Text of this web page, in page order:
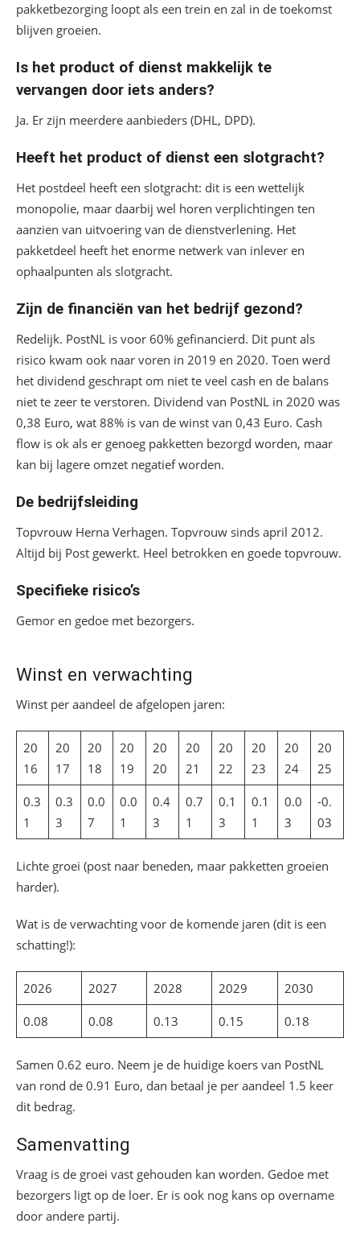
pakketbezorging loopt als een trein en zal in de toekomst
blijven groeien.
Is het product of dienst makkelijk te
vervangen door iets anders?
Ja. Er zijn meerdere aanbieders (DHL, DPD).
Heeft het product of dienst een slotgracht?
Het postdeel heeft een slotgracht: dit is een wettelijk
monopolie, maar daarbij wel horen verplichtingen ten
aanzien van uitvoering van de dienstverlening. Het
pakketdeel heeft het enorme netwerk van inlever en
ophaalpunten als slotgracht.
Zijn de financiën van het bedrijf gezond?
Redelijk. PostNL is voor 60% gefinancierd. Dit punt als
risico kwam ook naar voren in 2019 en 2020. Toen werd
het dividend geschrapt om niet te veel cash en de balans
niet te zeer te verstoren. Dividend van PostNL in 2020 was
0,38 Euro, wat 88% is van de winst van 0,43 Euro. Cash
flow is ok als er genoeg pakketten bezorgd worden, maar
kan bij lagere omzet negatief worden.
De bedrijfsleiding
Topvrouw Herna Verhagen. Topvrouw sinds april 2012.
Altijd bij Post gewerkt. Heel betrokken en goede topvrouw.
Specifieke risico’s
Gemor en gedoe met bezorgers.
Winst en verwachting
Winst per aandeel de afgelopen jaren:
20
16
20
17
20
18
20
19
20
20
20
21
20
22
20
23
20
24
20
25
0.3
1
0.3
3
0.0
7
0.0
1
0.4
3
0.7
1
0.1
3
0.1
1
0.0
3
-0.
03
Lichte groei (post naar beneden, maar pakketten groeien
harder).
Wat is de verwachting voor de komende jaren (dit is een
schatting!):
2026 2027 2028 2029 2030
0.08 0.08 0.13 0.15 0.18
Samen 0.62 euro. Neem je de huidige koers van PostNL
van rond de 0.91 Euro, dan betaal je per aandeel 1.5 keer
dit bedrag.
Samenvatting
Vraag is de groei vast gehouden kan worden. Gedoe met
bezorgers ligt op de loer. Er is ook nog kans op overname
door andere partij.